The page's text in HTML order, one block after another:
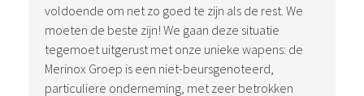
voldoende om net zo goed te zijn als de rest. We
moeten de beste zijn! We gaan deze situatie
tegemoet uitgerust met onze unieke wapens: de
Merinox Groep is een niet-beursgenoteerd,
particuliere onderneming, met zeer betrokken